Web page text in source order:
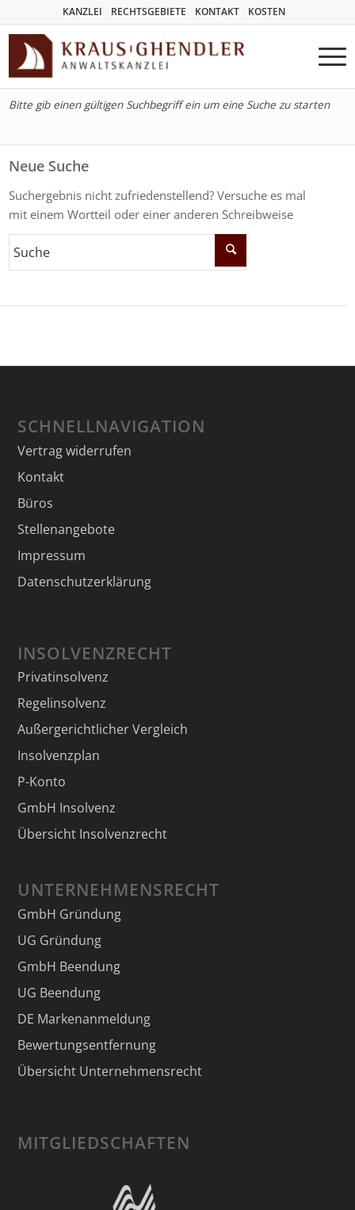
KANZLEI RECHTSGEBIETE KONTAKT KOSTEN
Bitte gib einen gültigen Suchbegriff ein um eine Suche zu starten
Neue Suche
Suchergebnis nicht zufriedenstellend? Versuche es mal
mit einem Wortteil oder einer anderen Schreibweise
SCHNELLNAVIGATION
Vertrag widerrufen
Kontakt
Büros
Stellenangebote
Impressum
Datenschutzerklärung
INSOLVENZRECHT
Privatinsolvenz
Regelinsolvenz
Außergerichtlicher Vergleich
Insolvenzplan
P-Konto
GmbH Insolvenz
Übersicht Insolvenzrecht
UNTERNEHMENSRECHT
GmbH Gründung
UG Gründung
GmbH Beendung
UG Beendung
DE Markenanmeldung
Bewertungsentfernung
Übersicht Unternehmensrecht
MITGLIEDSCHAFTEN